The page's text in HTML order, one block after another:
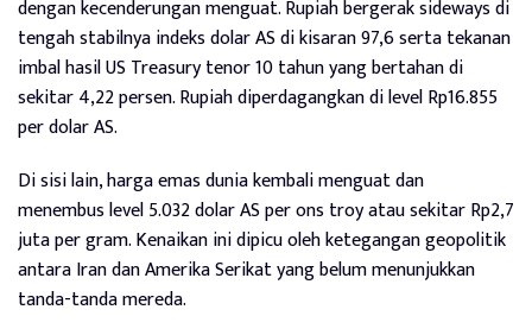
dengan kecenderungan menguat. Rupiah bergerak sideways di
tengah stabilnya indeks dolar AS di kisaran 97,6 serta tekanan
imbal hasil US Treasury tenor 10 tahun yang bertahan di
sekitar 4,22 persen. Rupiah diperdagangkan di level Rp16.855
per dolar AS.
Di sisi lain, harga emas dunia kembali menguat dan
menembus level 5.032 dolar AS per ons troy atau sekitar Rp2,7
juta per gram. Kenaikan ini dipicu oleh ketegangan geopolitik
antara Iran dan Amerika Serikat yang belum menunjukkan
tanda-tanda mereda.